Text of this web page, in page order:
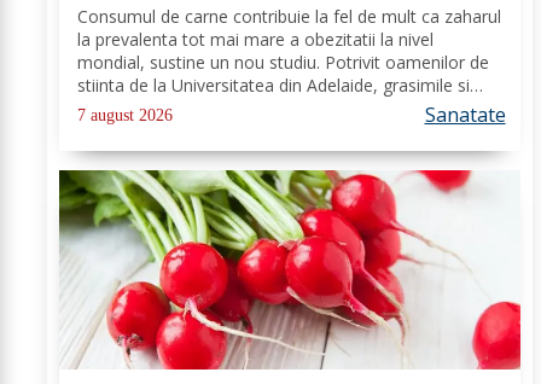
Consumul de carne contribuie la fel de mult ca zaharul
la prevalenta tot mai mare a obezitatii la nivel
mondial, sustine un nou studiu. Potrivit oamenilor de
stiinta de la Universitatea din Adelaide, grasimile si
carbohidratii ne pot oferi suficienta energie pentru a
satisface cererile...
7 august 2026 Sanatate